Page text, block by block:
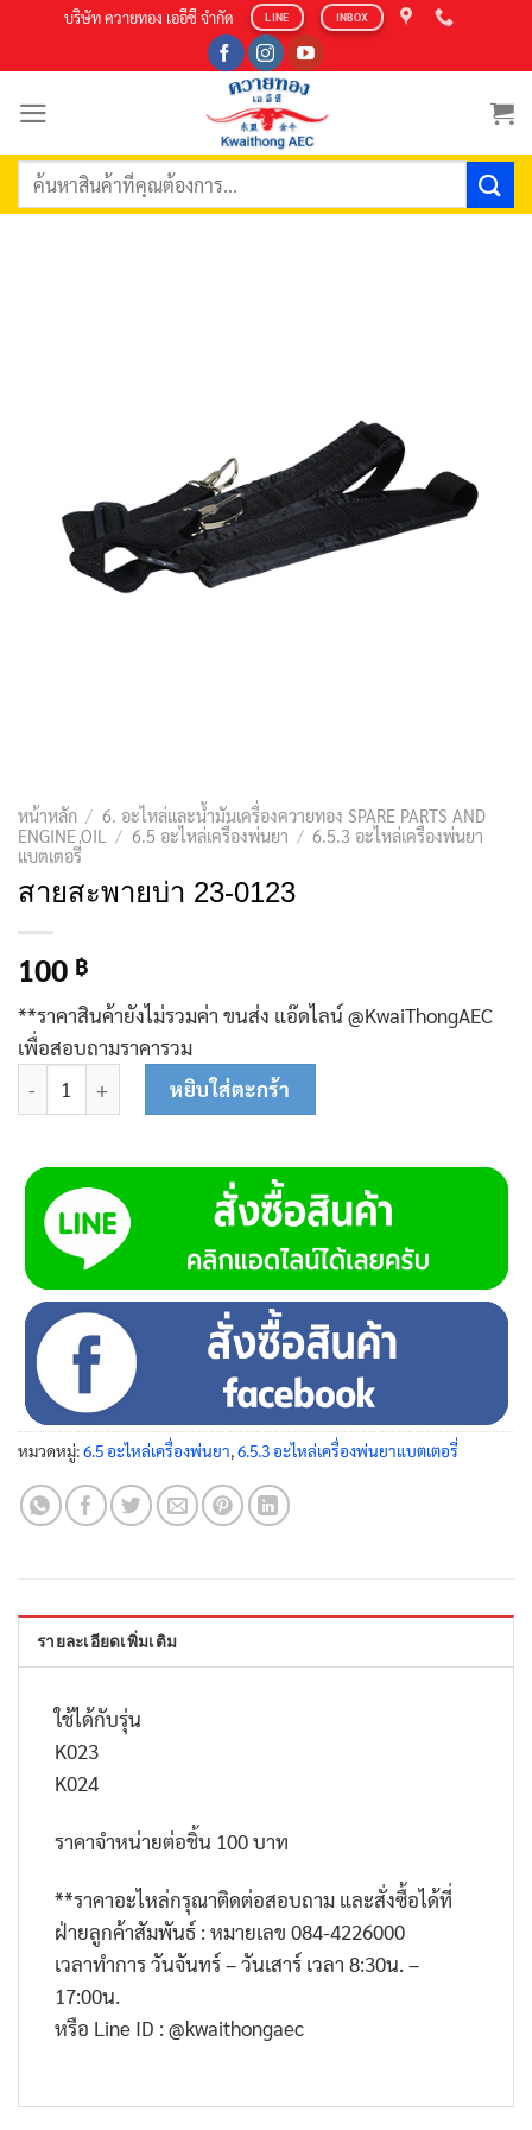
content
บริษัท ควายทอง เออีซี จำกัด LINE INBOX
ค้นหา:
หน้าหลัก / 6. อะไหล่และน้ำมันเครื่องควายทอง SPARE PARTS AND
ENGINE OIL
/ 6.5 อะไหล่เครื่องพ่นยา / 6.5.3 อะไหล่เครื่องพ่นยา
แบตเตอรี่
สายสะพายบ่า 23-0123
100 ฿
**ราคาสินค้ายังไม่รวมค่า ขนส่ง แอ๊ดไลน์ @KwaiThongAEC
เพื่อสอบถามราคารวม
จำนวน สายสะพายบ่า 23-0123 ชิ้น
หยิบใส่ตะกร้า
หมวดหมู่:6.5 อะไหล่เครื่องพ่นยา 6.5.3 อะไหล่เครื่องพ่นยาแบตเตอรี่
รายละเอียดเพิ่มเติม
ใช้ได้กับรุ่น
K023
K024
ราคาจำหน่ายต่อชิ้น 100 บาท
**ราคาอะไหล่กรุณาติดต่อสอบถาม และสั่งซื้อได้ที่
ฝ่ายลูกค้าสัมพันธ์ : หมายเลข 084-4226000
เวลาทำการ วันจันทร์ – วันเสาร์ เวลา 8:30น. –
17:00น.
หรือ Line ID : @kwaithongaec